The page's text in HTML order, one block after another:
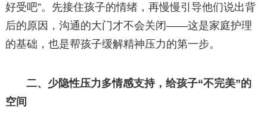
好受吧”。先接住孩子的情绪，再慢慢引导他们说出背
后的原因，沟通的大门才不会关闭——这是家庭护理
的基础，也是帮孩子缓解精神压力的第一步。
二、少隐性压力多情感支持，给孩子“不完美”的
空间